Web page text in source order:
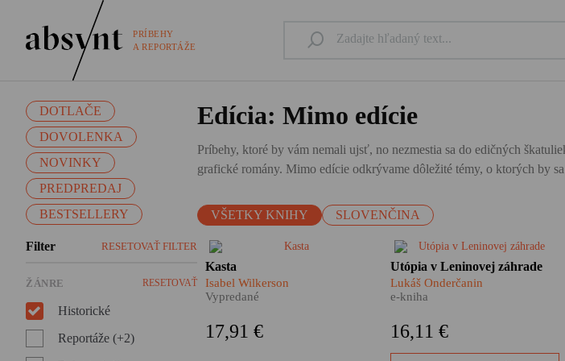
PRÍBEHY
A REPORTÁŽE
DOTLAČE
DOVOLENKA
NOVINKY
PREDPREDAJ
BESTSELLERY
Filter RESETOVAŤ FILTER
ŽÁNRE RESETOVAŤ
Historické
Reportáže (+2)
Edícia: Mimo edície
Príbehy, ktoré by vám nemali ujsť, no nezmestia sa do edičných
grafické romány. Mimo edície odkrývame dôležité témy, o ktorých by
VŠETKY KNIHY SLOVENČINA
Kasta je nálepka, ktorá hovorí,
ako máme s človekom
zaobchádzať.
Kasta
Isabel Wilkerson
Vypredané
17,91 €
Nie je to žiadna fatamorgána –
pred očami sa im skutočne
črtajú obrysy vysnívaného raja.
vyrážajú za volaním svojho
Utópia v Leninovej záhrade
Lukáš Onderčanin
e-kniha
16,11 €